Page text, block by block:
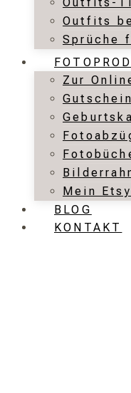
Outfits
Sprüche
Zur
Mein
BLOG
KONTAKT